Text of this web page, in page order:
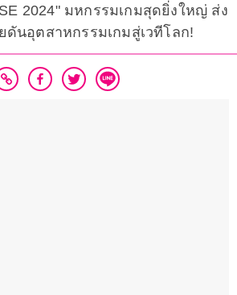
2024" มหกรรมเกมสุดยิ่งใหญ่ ส่ง
ดันอุตสาหกรรมเกมสู่เวทีโลก!